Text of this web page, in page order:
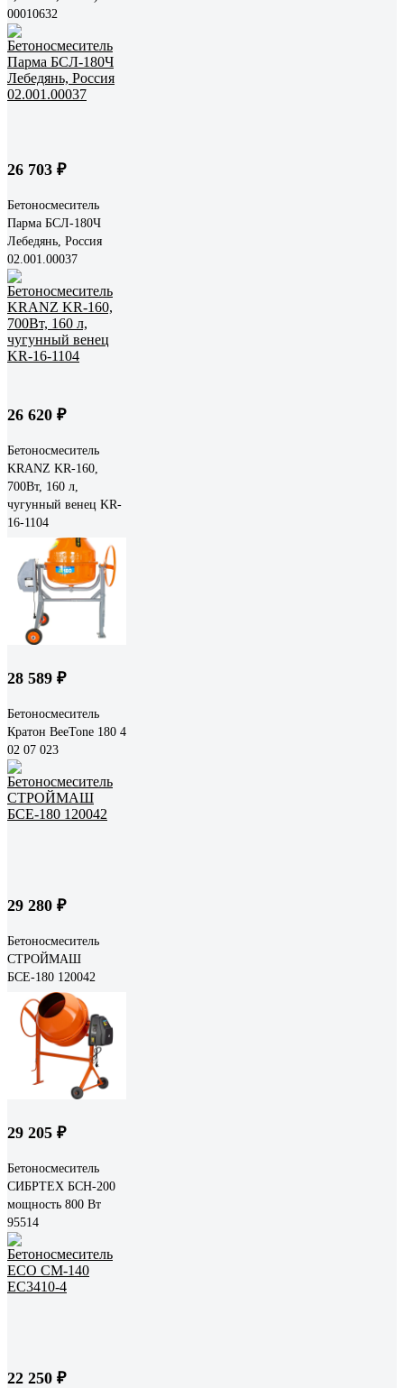
00010632
26 703 ₽
Бетоносмеситель
Парма БСЛ-180Ч
Лебедянь, Россия
02.001.00037
26 620 ₽
Бетоносмеситель
KRANZ KR-160,
700Вт, 160 л,
чугунный венец KR-
16-1104
28 589 ₽
Бетоносмеситель
Кратон BeeTone 180 4
02 07 023
29 280 ₽
Бетоносмеситель
СТРОЙМАШ
БСЕ-180 120042
29 205 ₽
Бетоносмеситель
СИБРТЕХ БСН-200
мощность 800 Вт
95514
22 250 ₽